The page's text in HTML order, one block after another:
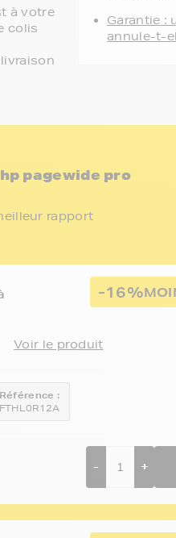
à votre
colis
Garantie :
annule-t-
pagewide pro
rapport
-16%
Voir le produit
Référence :
- +